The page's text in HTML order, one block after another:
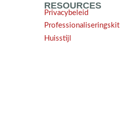
RESOURCES
Privacybeleid
Professionaliseringskit
Huisstijl